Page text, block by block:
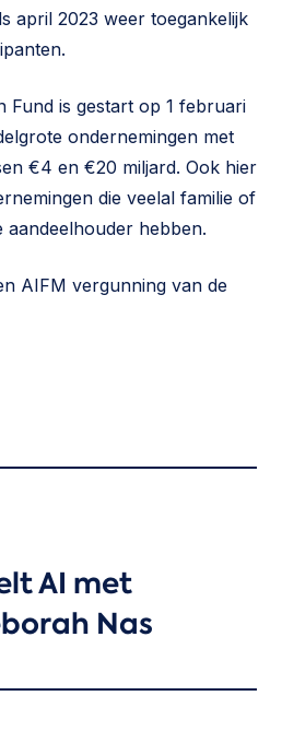
april 2023 weer toegankelijk
Fund is gestart op 1 februari
ondernemingen met
€4 en €20 miljard. Ook hier
die veelal familie of
aandeelhouder hebben.
AIFM vergunning van de
AI met
Nas